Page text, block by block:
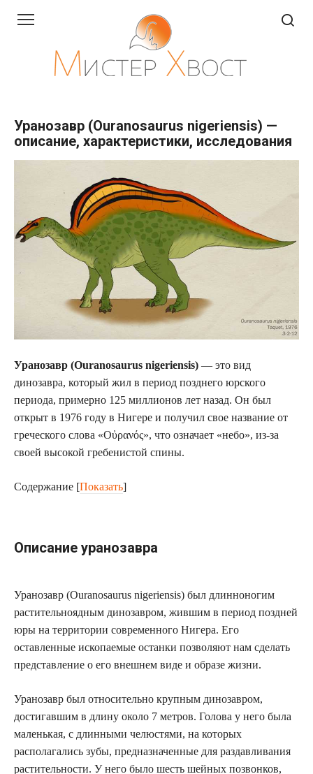
Уранозавр (Ouranosaurus nigeriensis) —
описание, характеристики, исследования
Уранозавр (Ouranosaurus nigeriensis) — это вид
динозавра, который жил в период позднего юрского
периода, примерно 125 миллионов лет назад. Он был
открыт в 1976 году в Нигере и получил свое название от
греческого слова «Οὐρανός», что означает «небо», из-за
своей высокой гребенистой спины.
Содержание [Показать]
Описание уранозавра
Уранозавр (Ouranosaurus nigeriensis) был длинноногим
растительноядным динозавром, жившим в период поздней
юры на территории современного Нигера. Его
оставленные ископаемые останки позволяют нам сделать
представление о его внешнем виде и образе жизни.
Уранозавр был относительно крупным динозавром,
достигавшим в длину около 7 метров. Голова у него была
маленькая, с длинными челюстями, на которых
располагались зубы, предназначенные для раздавливания
растительности. У него было шесть шейных позвонков,